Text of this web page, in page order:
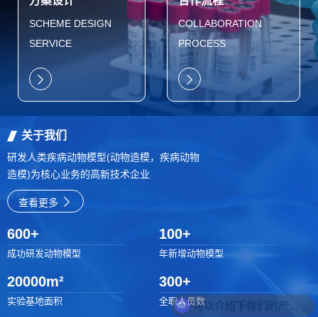
SCHEME DESIGN
SERVICE
COLLABORATION
PROCESS
关于我们
研发人类疾病动物模型(动物造模，疾病动物
造模)为核心业务的高新技术企业
查看更多
600+
成功研发动物模型
100+
年新增动物模型
20000m²
实验基地面积
300+
全职人员数
可以介绍下你们的产品么